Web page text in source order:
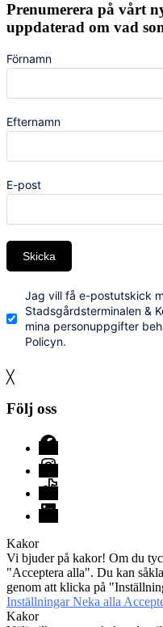
Prenumerera på vårt
uppdaterad om vad
Förnamn
Efternamn
E-post
Skicka
Jag vill få e-postutskick
Stadsgårdsterminalen &
mina personuppgifter
Policyn.
╳
Följ oss
Facebook
Instagram
TikTok
LinkedIn
Kakor
Vi bjuder på kakor! Om du
"Acceptera alla". Du kan
genom att klicka på
InställningarNeka alla
Kakor